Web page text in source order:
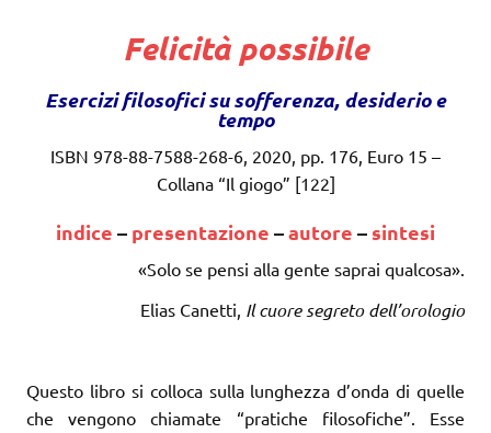
Felicità possibile
Esercizi filosofici su sofferenza, desiderio e
tempo
ISBN 978-88-7588-268-6, 2020, pp. 176, Euro 15 –
Collana “Il giogo” [122]
indice – presentazione –autore – sintesi
«Solo se pensi alla gente saprai qualcosa».
Elias Canetti, Il cuore segreto dell’orologio
Questo libro si colloca sulla lunghezza d’onda di quelle
che vengono chiamate “pratiche filosofiche”. Esse